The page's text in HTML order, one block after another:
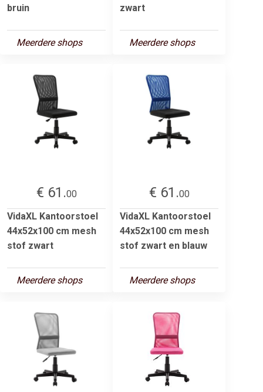
bruin
Meerdere shops
zwart
Meerdere shops
€ 61.00
VidaXL Kantoorstoel
44x52x100 cm mesh
stof zwart
Meerdere shops
€ 61.00
VidaXL Kantoorstoel
44x52x100 cm mesh
stof zwart en blauw
Meerdere shops